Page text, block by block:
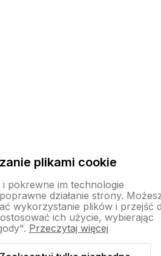
plikami cookie
i pokrewne im technologie
działanie strony.
wykorzystanie plików i przejść
ich użycie, wybierając
Przeczytaj więcej